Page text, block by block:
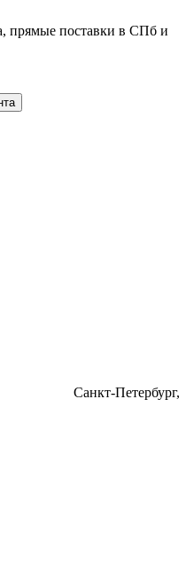
прямые поставки в СПб и
Санкт-Петербург,